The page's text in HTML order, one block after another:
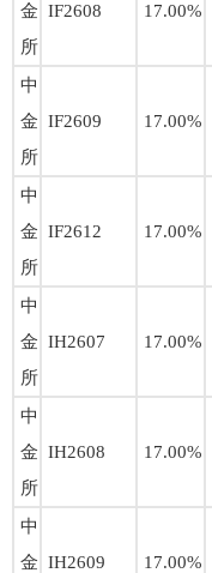
金
所
IF2608 17.00%
中
金
所
IF2609 17.00%
中
金
所
IF2612 17.00%
中
金
所
IH2607 17.00%
中
金
所
IH2608 17.00%
中
金 IH2609 17.00%